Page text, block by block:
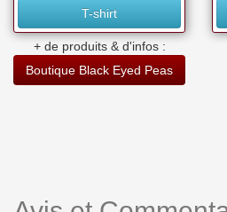
T-shirt
+ de produits & d'infos :
Boutique Black Eyed Peas